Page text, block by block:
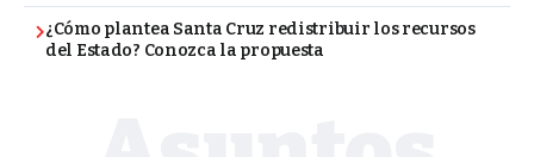
¿Cómo plantea Santa Cruz redistribuir los recursos
del Estado? Conozca la propuesta